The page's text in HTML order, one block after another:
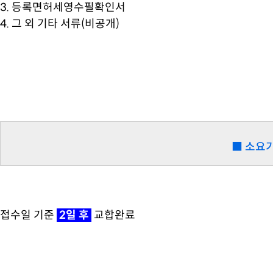
3. 등록면허세영수필확인서
4. 그 외 기타 서류(비공개)
■ 소요
접수일 기준 2일 후 교합완료